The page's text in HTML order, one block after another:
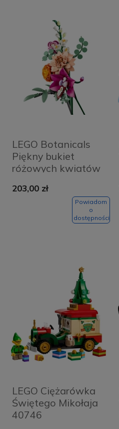
LEGO Botanicals
Piękny bukiet
różowych kwiatów
203,00 zł
Powiadom
o
dostępności
LEGO Ciężarówka
Świętego Mikołaja
40746